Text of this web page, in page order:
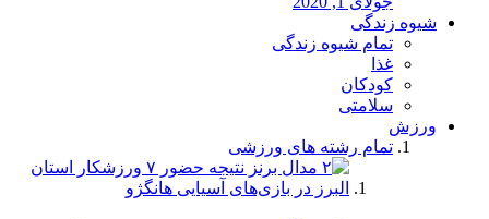
شیوه زندگی
تمام شیوه زندگی
غذا
کودکان
سلامتی
ورزش
تمام رشته های ورزشی